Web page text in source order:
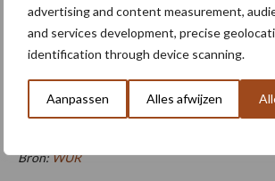
advertising and content measurement,
and services development, precise
identification through device scanning.
Aanpassen Alles afwijzen
vertelt Dicke. ‘Nu onderzoeken we of
organismen aantrekken om te helpen bij de
plagen.’
Dit werk is ondersteund door de Nederlandse
Wetenschappelijk Onderzoek (NWO).
Bron:WUR